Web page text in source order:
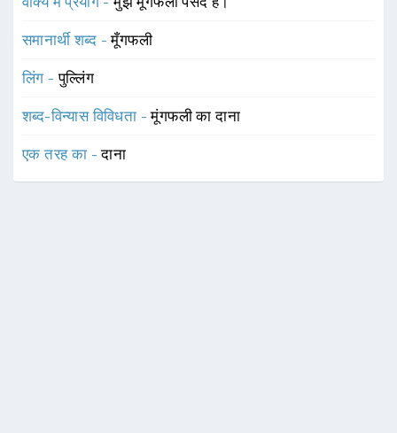
समानार्थी शब्द -मूँगफली
लिंग -पुल्लिंग
शब्द-विन्यास विविधता -मूंगफली का दाना
एक तरह का -दाना